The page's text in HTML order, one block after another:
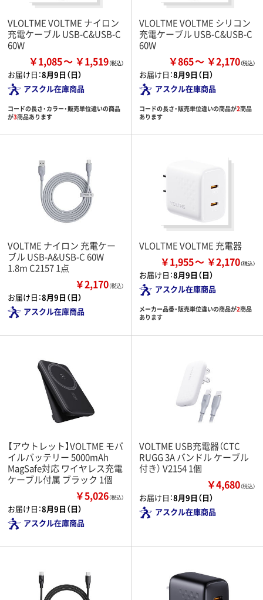
VLOLTME VOLTME ナイロン
充電ケーブル USB-C&USB-C
60W
￥1,085 ￥1,519
お届け日：8月9日（日）
アスクル在庫商品
コードの長さ・カラー・販売単位違いの商品
が3商品あります
VLOLTME VOLTME シリコン
充電ケーブル USB-C&USB-C
60W
￥865 ￥2,170
お届け日：8月9日（日）
アスクル在庫商品
コードの長さ・販売単位違いの商品が2商品
あります
VOLTME ナイロン 充電ケー
ブル USB-A&USB-C 60W
1.8m C2157 1点
￥2,170（税込）
お届け日：8月9日（日）
アスクル在庫商品
VLOLTME VOLTME 充電器
￥1,955 ￥2,170
お届け日：8月9日（日）
アスクル在庫商品
メーカー品番・販売単位違いの商品が2商品
あります
【アウトレット】VOLTME モバ
イルバッテリー 5000mAh
MagSafe対応 ワイヤレス充電
ケーブル付属 ブラック 1個
￥5,026（税込）
お届け日：8月9日（日）
アスクル在庫商品
VOLTME USB充電器（CTC
RUGG 3A バンドル ケーブル
付き） V2154 1個
￥4,680（税込）
お届け日：8月9日（日）
アスクル在庫商品